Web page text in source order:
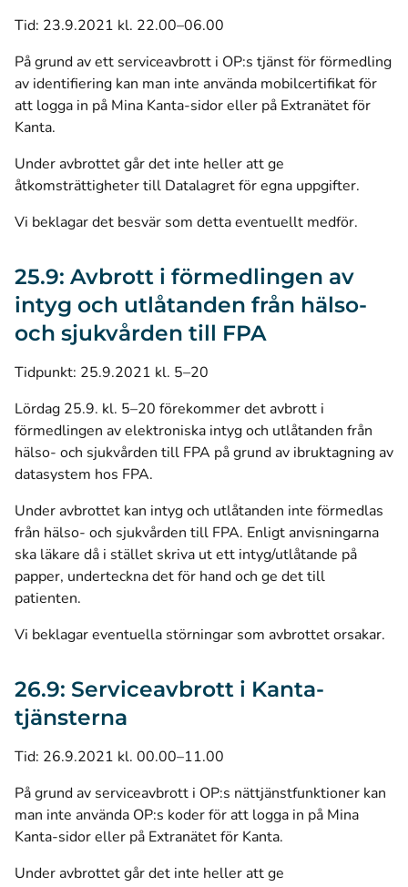
Tid: 23.9.2021 kl. 22.00–06.00
På grund av ett serviceavbrott i OP:s tjänst för förmedling
av identifiering kan man inte använda mobilcertifikat för
att logga in på Mina Kanta-sidor eller på Extranätet för
Kanta.
Under avbrottet går det inte heller att ge
åtkomsträttigheter till Datalagret för egna uppgifter.
Vi beklagar det besvär som detta eventuellt medför.
25.9: Avbrott i förmedlingen av
intyg och utlåtanden från hälso-
och sjukvården till FPA
Tidpunkt: 25.9.2021 kl. 5–20
Lördag 25.9. kl. 5–20 förekommer det avbrott i
förmedlingen av elektroniska intyg och utlåtanden från
hälso- och sjukvården till FPA på grund av ibruktagning av
datasystem hos FPA.
Under avbrottet kan intyg och utlåtanden inte förmedlas
från hälso- och sjukvården till FPA. Enligt anvisningarna
ska läkare då i stället skriva ut ett intyg/utlåtande på
papper, underteckna det för hand och ge det till
patienten.
Vi beklagar eventuella störningar som avbrottet orsakar.
26.9: Serviceavbrott i Kanta-
tjänsterna
Tid: 26.9.2021 kl. 00.00–11.00
På grund av serviceavbrott i OP:s nättjänstfunktioner kan
man inte använda OP:s koder för att logga in på Mina
Kanta-sidor eller på Extranätet för Kanta.
Under avbrottet går det inte heller att ge